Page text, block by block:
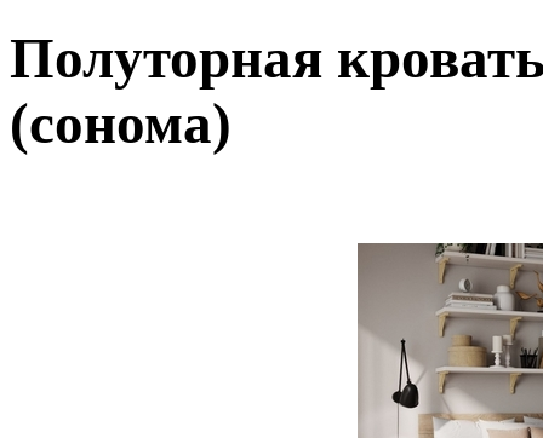
Полуторная
(сонома)